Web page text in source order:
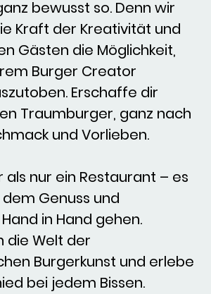
bewusst so. Denn wir
Kraft der Kreativität und
Gästen die Möglichkeit,
Burger Creator
Erschaffe dir
Traumburger, ganz nach
und Vorlieben.
als nur ein Restaurant – es
Genuss und
in Hand gehen.
die Welt der
Burgerkunst und erlebe
bei jedem Bissen.